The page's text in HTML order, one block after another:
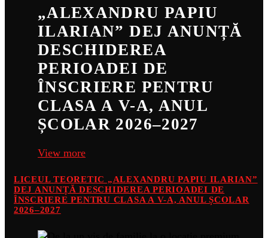
„ALEXANDRU PAPIU
ILARIAN” DEJ ANUNȚĂ
DESCHIDEREA
PERIOADEI DE
ÎNSCRIERE PENTRU
CLASA A V-A, ANUL
ȘCOLAR 2026–2027
View more
LICEUL TEORETIC „ALEXANDRU PAPIU ILARIAN”
DEJ ANUNȚĂ DESCHIDEREA PERIOADEI DE
ÎNSCRIERE PENTRU CLASA A V-A, ANUL ȘCOLAR
2026–2027